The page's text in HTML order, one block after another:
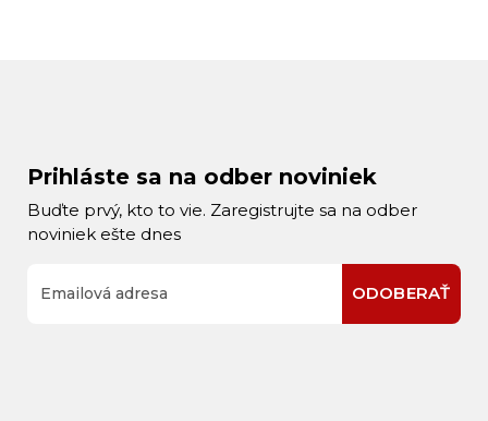
Prihláste sa na odber noviniek
Buďte prvý, kto to vie. Zaregistrujte sa na odber
noviniek ešte dnes
ODOBERAŤ